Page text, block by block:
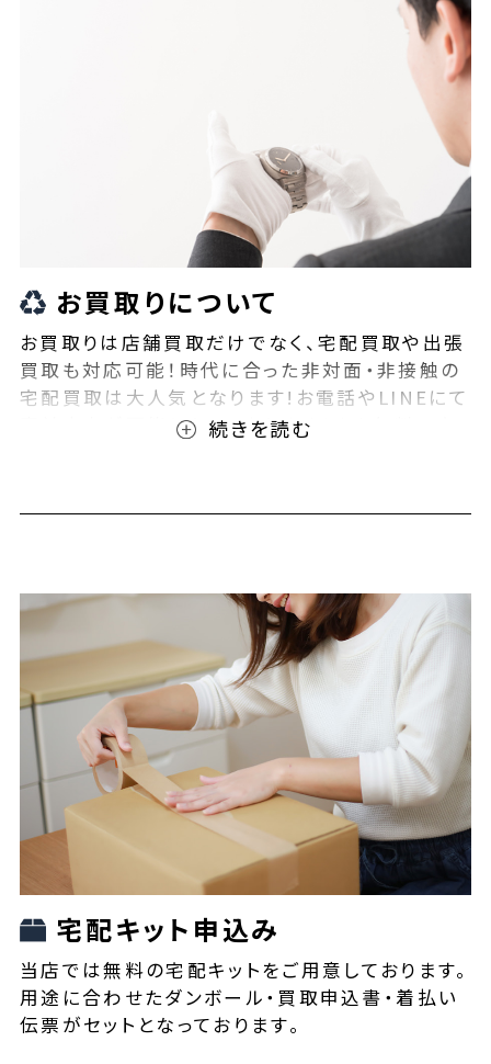
お買取りについて
お買取りは店舗買取だけでなく、宅配買取や出張
買取も対応可能！時代に合った非対面・非接触の
宅配買取は大人気となります!お電話やLINEにて
事前査定が可能となっております！また無料の宅
宅配キット申込み
当店では無料の宅配キットをご用意しております。
用途に合わせたダンボール・買取申込書・着払い
伝票がセットとなっております。